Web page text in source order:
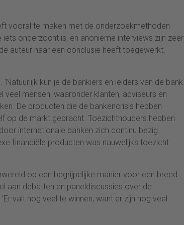
vooral te maken met de onderzoekmethoden
onderzocht is, en anonieme interviews zijn zeer
auteur naar een conclusie heeft toegewerkt,
kun je de bankiers en leiders van de bank
mensen, waaronder klanten, adviseurs en
De producten die de bankencrisis hebben
op de markt gebracht. Toezichthouders hebben
internationale banken zich continu bezig
financiële producten was nauwelijks toezicht
op een begrijpelijke manier voor een breed
aan debatten en paneldiscussies over de
valt nog veel te winnen, want er zijn nog veel